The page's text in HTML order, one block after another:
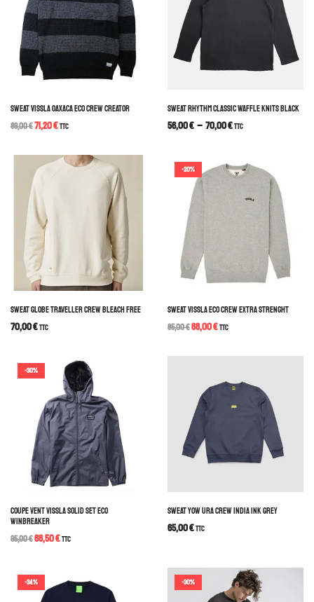
SWEAT VISSLA OAXACA ECO CREW CREATOR
89,00€71,20€TTC
SWEAT RHYTHM CLASSIC WAFFLE KNITS BLACK
56,00€ – 70,00€TTC
SWEAT GLOBE TRAVELLER CREW BLEACH FREE
70,00€TTC
-20%
SWEAT VISSLA ECO CREW EXTRA STRENGHT
85,00€68,00€TTC
-30%
COUPE VENT VISSLA SOLID SET ECO
WINBREAKER
95,00€66,50€TTC
SWEAT YOW URA CREW INDIA INK GREY
65,00€TTC
-34% -30%